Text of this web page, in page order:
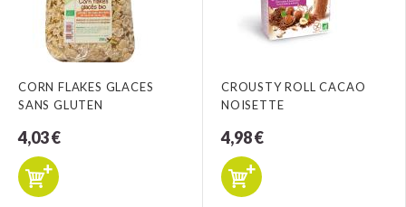
CORN FLAKES GLACES
SANS GLUTEN
4,03 €
CROUSTY ROLL CACAO
NOISETTE
4,98 €